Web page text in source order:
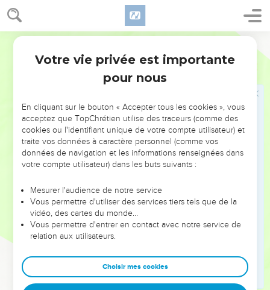
Esaïe 37
d’Assyrie : “Il n’entrera pas dans cette ville, il ne tirera pas de
flèches contre elle, il ne lancera pas d’attaque à l’abri des
boucliers, il n’élèvera pas de remblai pour donner l’assaut.
Il repartira par le chemin qu’il avait pris pour venir. Il
n’entrera pas ici, je le déclare, moi le Seigneur.
Je protégerai Jérusalem et je la sauverai, parce que je suis
Dieu, et par fidélité à David mon serviteur.” »
Départ des Assyriens, mort de Sennakérib
Effectivement l’ange du Seigneur intervint dans le camp
Le lendemain matin, les survivants, à leur réveil,
découvrirent tous ces cadavres.
Alors Sennakérib, le roi d’Assyrie, fit démonter le camp et
repartit pour Ninive, sa capitale, où il resta.
Un jour qu’il était en prière au temple de son dieu Nisrok,
deux de ses fils, Adrammélek et Saresser, l’assassinèrent,
puis ils s’enfuirent au pays d’Ararat. Un autre de ses fils,
Votre vie privée est importante
pour nous
En cliquant sur le bouton « Accepter tous les cookies », vous
acceptez que TopChrétien utilise des traceurs (comme des
cookies ou l'identifiant unique de votre compte utilisateur) et
traite vos données à caractère personnel (comme vos
données de navigation et les informations renseignées dans
votre compte utilisateur) dans les buts suivants :
Mesurer l'audience de notre service
Vous permettre d'utiliser des services tiers tels que de la
vidéo, des cartes du monde…
Vous permettre d'entrer en contact avec notre service de
relation aux utilisateurs.
Choisir mes cookies